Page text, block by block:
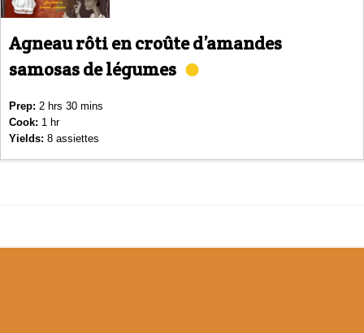
Agneau rôti en croûte d’amandes
samosas de légumes
Prep: 2 hrs 30 mins
Cook: 1 hr
Yields: 8 assiettes